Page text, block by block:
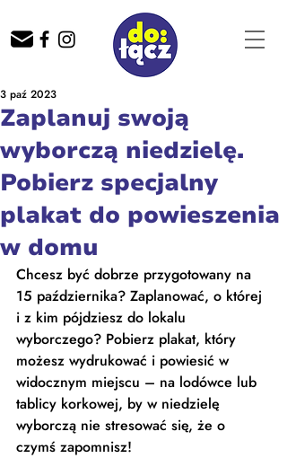
Zaplanuj swoją
wyborczą niedzielę.
Pobierz specjalny
plakat do powieszenia
w domu
3 paź 2023
Chcesz być dobrze przygotowany na
15 października? Zaplanować, o której
i z kim pójdziesz do lokalu
wyborczego? Pobierz plakat, który
możesz wydrukować i powiesić w
widocznym miejscu – na lodówce lub
tablicy korkowej, by w niedzielę
wyborczą nie stresować się, że o
czymś zapomnisz!